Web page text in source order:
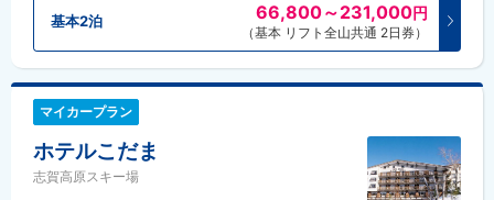
基本2泊 66,800～231,000円
（基本 リフト全山共通 2日券）
マイカープラン
ホテルこだま
志賀高原スキー場